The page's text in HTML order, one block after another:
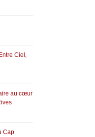
Ciel,
au cœur
Cap